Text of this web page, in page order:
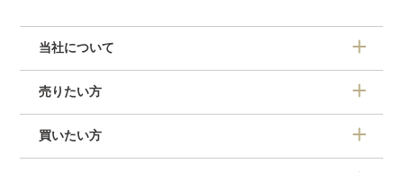
当社について
売りたい方
買いたい方